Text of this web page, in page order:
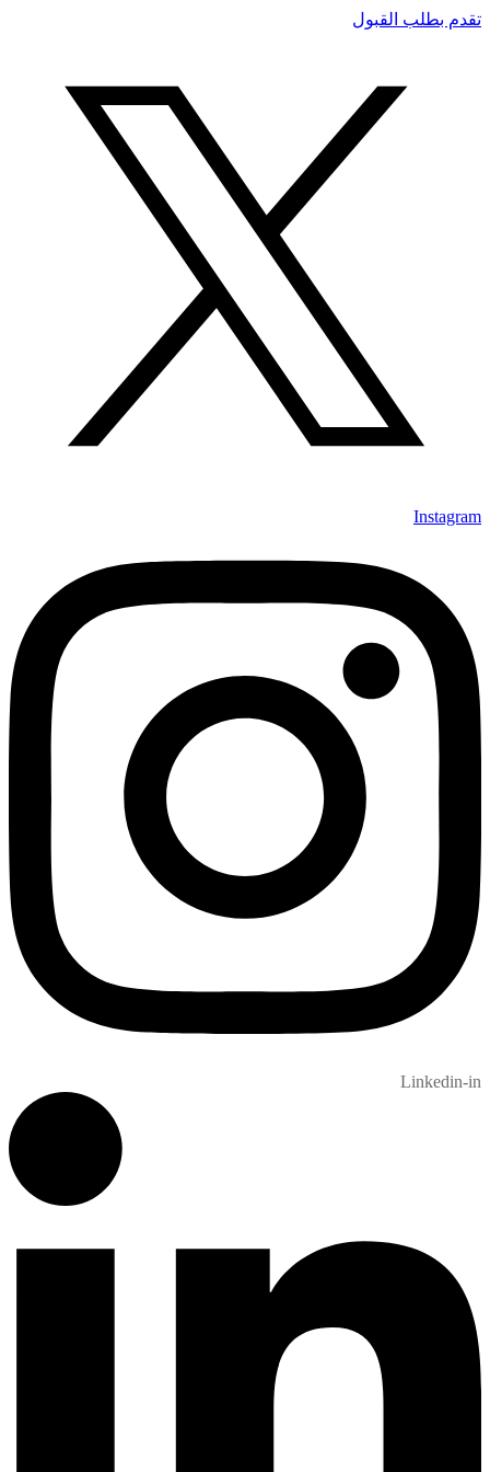
تقدم بطلب القبول
Instagram
Linkedin-in